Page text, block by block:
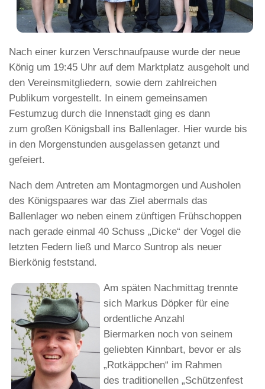
Nach einer kurzen Verschnaufpause wurde der neue
König um 19:45 Uhr auf dem Marktplatz ausgeholt und
den Vereinsmitgliedern, sowie dem zahlreichen
Publikum vorgestellt. In einem gemeinsamen
Festumzug durch die Innenstadt ging es dann
zum großen Königsball ins Ballenlager. Hier wurde bis
in den Morgenstunden ausgelassen getanzt und
gefeiert.
Nach dem Antreten am Montagmorgen und Ausholen
des Königspaares war das Ziel abermals das
Ballenlager wo neben einem zünftigen Frühschoppen
nach gerade einmal 40 Schuss „Dicke“ der Vogel die
letzten Federn ließ und Marco Suntrop als neuer
Bierkönig feststand.
Am späten Nachmittag trennte
sich Markus Döpker für eine
ordentliche Anzahl
Biermarken noch von seinem
geliebten Kinnbart, bevor er als
„Rotkäppchen“ im Rahmen
des traditionellen „Schützenfest